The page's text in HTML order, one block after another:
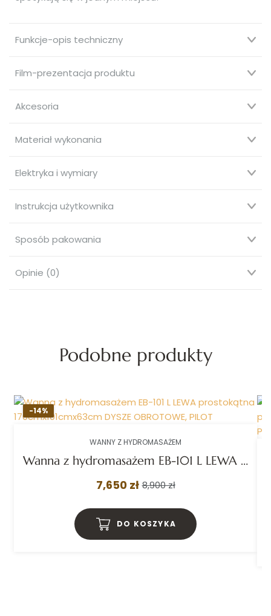
Funkcje-opis techniczny
Film-prezentacja produktu
Akcesoria
Materiał wykonania
Elektryka i wymiary
Instrukcja użytkownika
Sposób pakowania
Opinie (0)
Podobne produkty
-14%
WANNY Z HYDROMASAŻEM
Wanna z hydromasażem EB-101 L LEWA prostokątna 170cmx101cmx63cm DYSZE OBROTOWE, PILOT
7,650 zł 8,900 zł
DO KOSZYKA